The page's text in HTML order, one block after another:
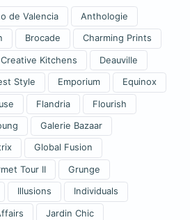
de Valencia Anthologie
Brocade Charming Prints
Creative Kitchens Deauville
Style Emporium Equinox
Flandria Flourish
Galerie Bazaar
Global Fusion
Tour II Grunge
Illusions Individuals
Jardin Chic